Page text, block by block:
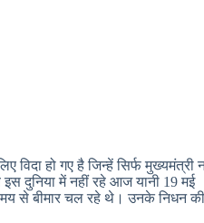
विदा हो गए है जिन्हें सिर्फ मुख्यमंत्री
दुनिया में नहीं रहे आज यानी 19 मई
से बीमार चल रहे थे। उनके निधन की